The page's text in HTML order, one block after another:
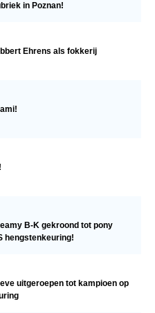
in Poznan!
Ehrens als fokkerij
B-K gekroond tot pony
hengstenkeuring!
uitgeroepen tot kampioen op